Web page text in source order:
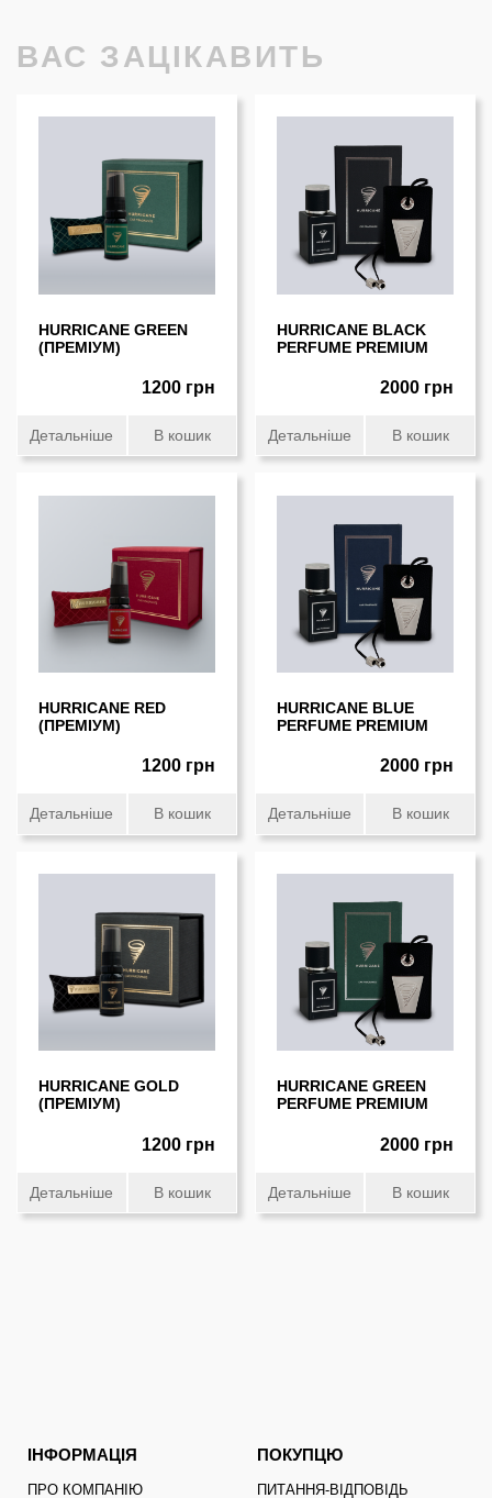
ВАС ЗАЦІКАВИТЬ
HURRICANE GREEN
(ПРЕМІУМ)
1200 грн
Детальніше В кошик
HURRICANE BLACK
PERFUME PREMIUM
2000 грн
Детальніше В кошик
HURRICANE RED
(ПРЕМIУМ)
1200 грн
Детальніше В кошик
HURRICANE BLUE
PERFUME PREMIUM
2000 грн
Детальніше В кошик
HURRICANE GOLD
(ПРЕМIУМ)
1200 грн
Детальніше В кошик
HURRICANE GREEN
PERFUME PREMIUM
2000 грн
Детальніше В кошик
ІНФОРМАЦІЯ
ПРО КОМПАНІЮ
ПОКУПЦЮ
ПИТАННЯ-ВІДПОВІДЬ